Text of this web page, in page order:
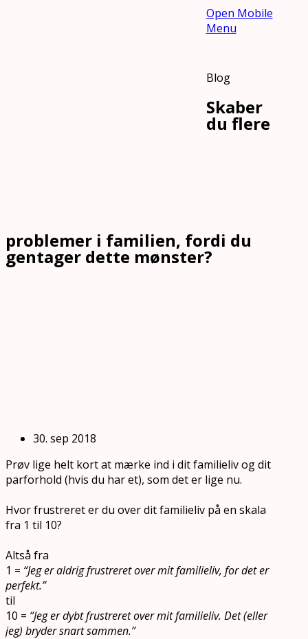
Open Mobile
Menu
Blog
Skaber
du flere
problemer i familien, fordi du
gentager dette mønster?
30. sep 2018
Prøv lige helt kort at mærke ind i dit familieliv og dit
parforhold (hvis du har et), som det er lige nu.
Hvor frustreret er du over dit familieliv på en skala
fra 1 til 10?
Altså fra
1 = “Jeg er aldrig frustreret over mit familieliv, for det er
perfekt.”
til
10 = “Jeg er dybt frustreret over mit familieliv. Det (eller
jeg) bryder snart sammen.”